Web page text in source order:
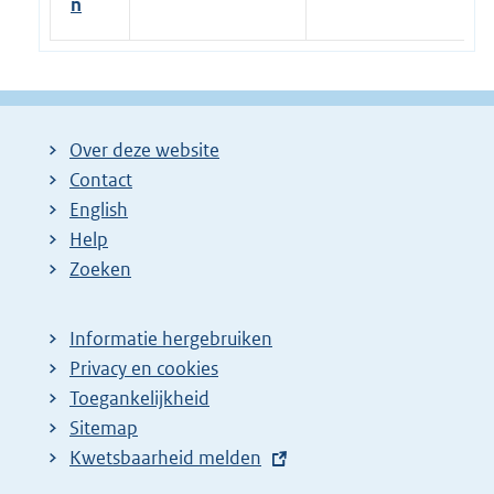
Over deze website
Contact
English
Help
Zoeken
Informatie hergebruiken
Privacy en cookies
Toegankelijkheid
Sitemap
E
Kwetsbaarheid melden